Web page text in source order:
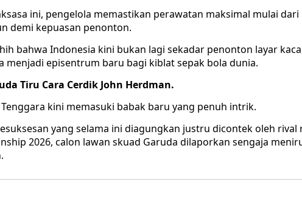
ini, pengelola memastikan perawatan maksimal mulai
demi kepuasan penonton.
bahwa Indonesia kini bukan lagi sekadar penonton layar
menjadi episentrum baru bagi kiblat sepak bola dunia.
Tiru Cara Cerdik John Herdman.
kini memasuki babak baru yang penuh intrik.
yang selama ini diagungkan justru dicontek oleh rival
2026, calon lawan skuad Garuda dilaporkan sengaja